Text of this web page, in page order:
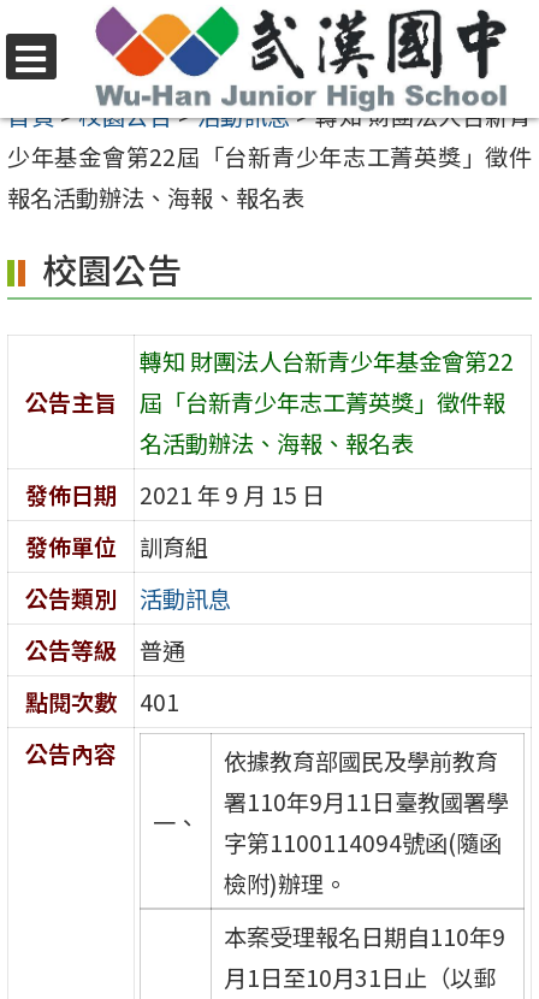
至
要
內
區
選
單
首頁>校園公告>活動訊息>轉知 財團法人台新青
少年基金會第22屆「台新青少年志工菁英獎」徵件
報名活動辦法、海報、報名表
校園公告
公告主旨
轉知 財團法人台新青少年基金會第22
屆「台新青少年志工菁英獎」徵件報
名活動辦法、海報、報名表
發佈日期
2021 年 9 月 15 日
發佈單位
訓育組
公告類別
活動訊息
公告等級
普通
點閱次數
401
公告內容
一、
依據教育部國民及學前教育
署110年9月11日臺教國署學
字第1100114094號函(隨函
檢附)辦理。
本案受理報名日期自110年9
月1日至10月31日止（以郵